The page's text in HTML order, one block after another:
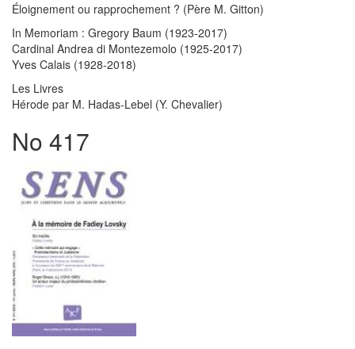
Éloignement ou rapprochement ? (Père M. Gitton)
In Memoriam : Gregory Baum (1923-2017)
Cardinal Andrea di Montezemolo (1925-2017)
Yves Calais (1928-2018)
Les Livres
Hérode par M. Hadas-Lebel (Y. Chevalier)
No 417